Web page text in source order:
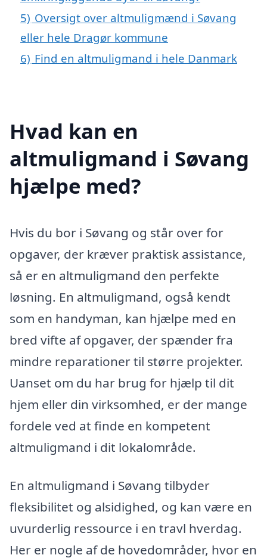
5) Oversigt over altmuligmænd i Søvang
eller hele Dragør kommune
6) Find en altmuligmand i hele Danmark
Hvad kan en
altmuligmand i Søvang
hjælpe med?
Hvis du bor i Søvang og står over for
opgaver, der kræver praktisk assistance,
så er en altmuligmand den perfekte
løsning. En altmuligmand, også kendt
som en handyman, kan hjælpe med en
bred vifte af opgaver, der spænder fra
mindre reparationer til større projekter.
Uanset om du har brug for hjælp til dit
hjem eller din virksomhed, er der mange
fordele ved at finde en kompetent
altmuligmand i dit lokalområde.
En altmuligmand i Søvang tilbyder
fleksibilitet og alsidighed, og kan være en
uvurderlig ressource i en travl hverdag.
Her er nogle af de hovedområder, hvor en